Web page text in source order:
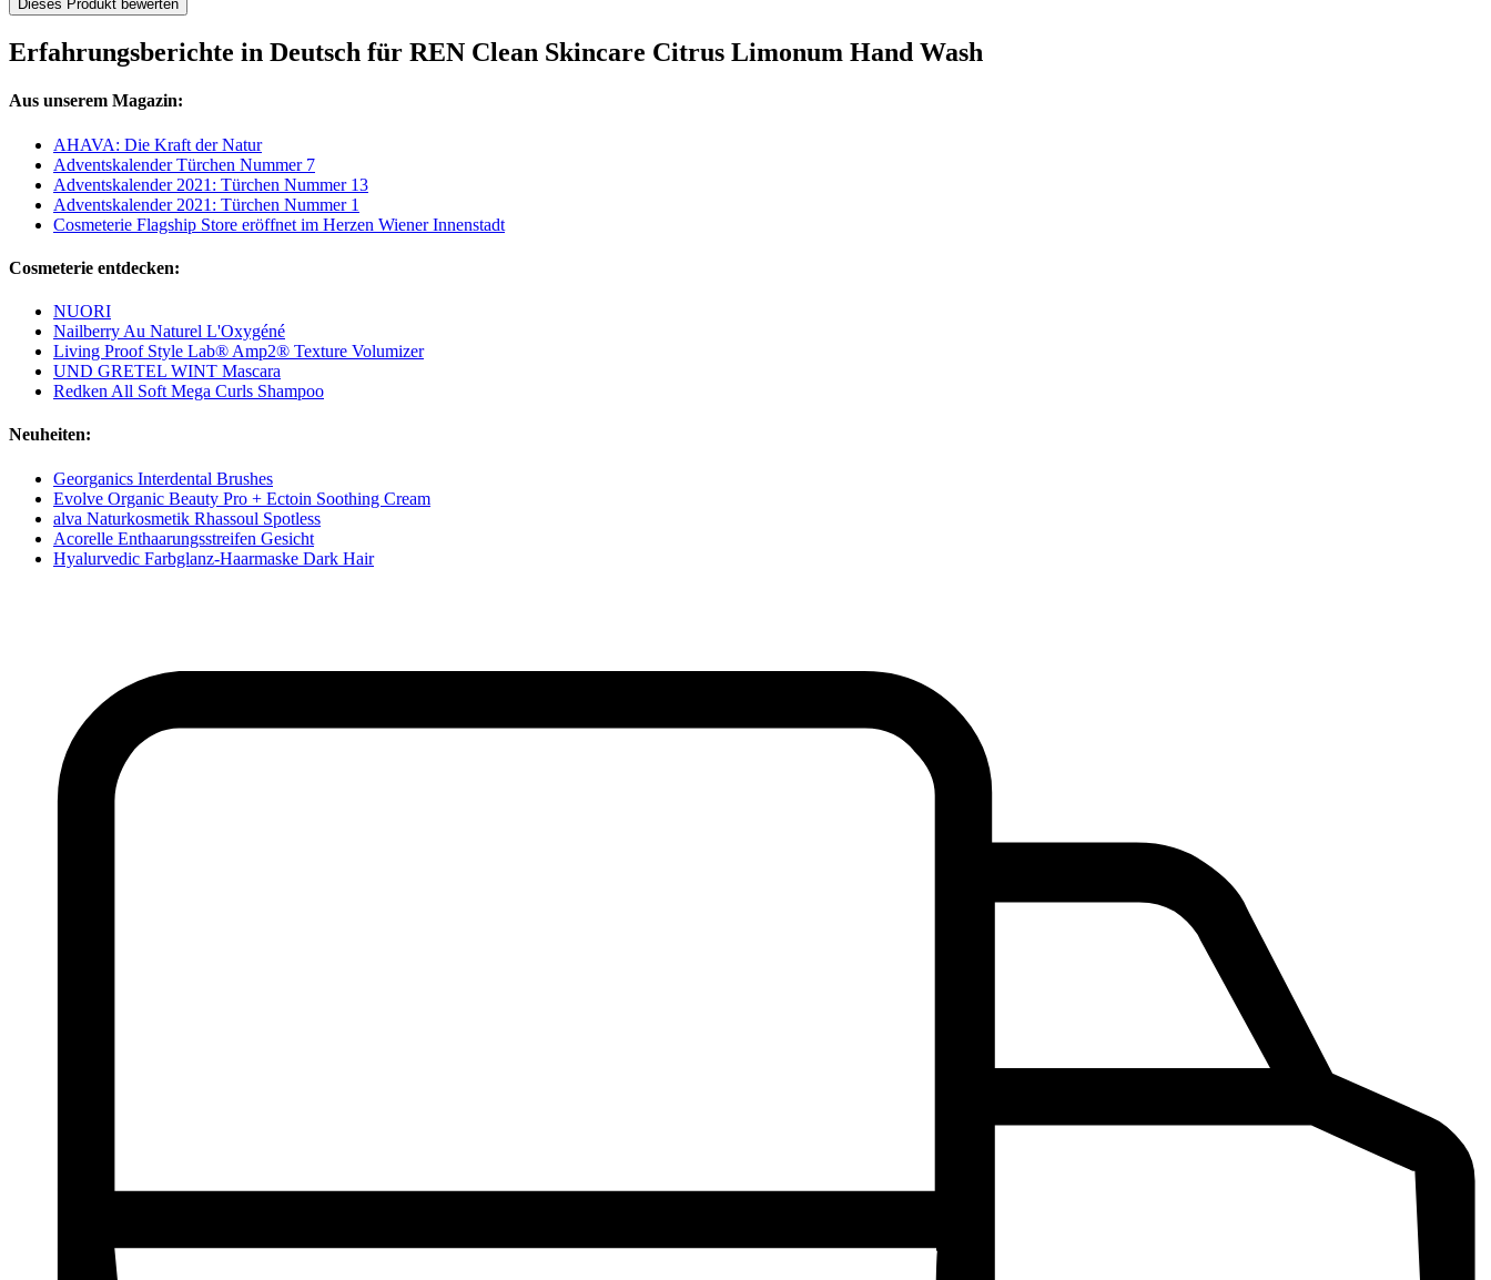
Dieses Produkt bewerten
Erfahrungsberichte in Deutsch für REN Clean Skincare Citrus Limonum Hand Wash
Aus unserem Magazin:
AHAVA: Die Kraft der Natur
Adventskalender Türchen Nummer 7
Adventskalender 2021: Türchen Nummer 13
Adventskalender 2021: Türchen Nummer 1
Cosmeterie Flagship Store eröffnet im Herzen Wiener Innenstadt
Cosmeterie entdecken:
NUORI
Nailberry Au Naturel L'Oxygéné
Living Proof Style Lab® Amp2® Texture Volumizer
UND GRETEL WINT Mascara
Redken All Soft Mega Curls Shampoo
Neuheiten:
Georganics Interdental Brushes
Evolve Organic Beauty Pro + Ectoin Soothing Cream
alva Naturkosmetik Rhassoul Spotless
Acorelle Enthaarungsstreifen Gesicht
Hyalurvedic Farbglanz-Haarmaske Dark Hair